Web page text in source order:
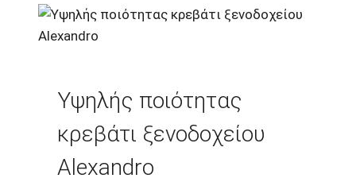
Υψηλής ποιότητας
κρεβάτι ξενοδοχείου
Alexandro